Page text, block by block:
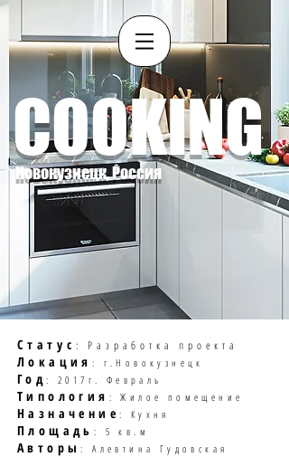
COOKING
Новокузнецк, Россия
Статус : Разработка проекта
Локация : г.Новокузнецк
Год: 2017г. Февраль
Типология : Жилое помещение
Назначение : Кухня
Площадь : 5 кв.м
Авторы: Алевтина Гудовская